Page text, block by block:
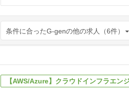
条件に合ったG-genの他の求人（6件）
【AWS/Azure】クラウドインフラエン